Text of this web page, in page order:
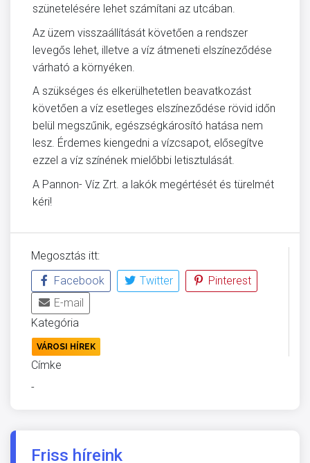
szünetelésére lehet számítani az utcában.
Az üzem visszaállítását követően a rendszer
levegős lehet, illetve a víz átmeneti elszíneződése
várható a környéken.
A szükséges és elkerülhetetlen beavatkozást
követően a víz esetleges elszíneződése rövid időn
belül megszűnik, egészségkárosító hatása nem
lesz. Érdemes kiengedni a vízcsapot, elősegítve
ezzel a víz színének mielőbbi letisztulását.
A Pannon- Víz Zrt. a lakók megértését és türelmét
kéri!
Megosztás itt:
Facebook
Twitter
Pinterest
E-mail
Kategória
VÁROSI HÍREK
Címke
-
Friss híreink